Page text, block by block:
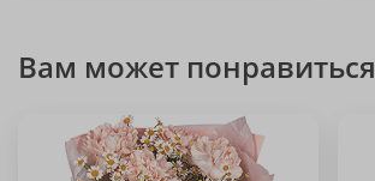
Вам может понравиться